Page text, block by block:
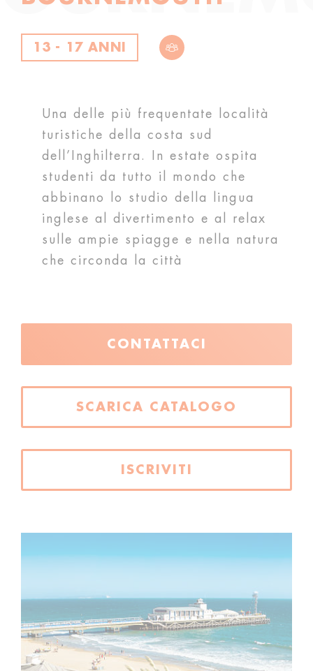
13 - 17 ANNI
Una delle più frequentate località
turistiche della costa sud
dell’Inghilterra. In estate ospita
studenti da tutto il mondo che
abbinano lo studio della lingua
inglese al divertimento e al relax
sulle ampie spiagge e nella natura
che circonda la città
CONTATTACI
SCARICA CATALOGO
ISCRIVITI